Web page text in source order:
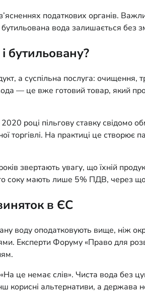
податкових органів.
вода залишається без
бутильовану?
а суспільна послуга: очищення,
— це вже готовий товар, який
році пільгову ставку
торгівлі. На практиці це
звертають увагу, що їхній
соку мають лише 5% ПДВ, через
в ЄС
оподатковують вище, ніж
Експерти Форуму «Право для
це немає слів». Чиста вода без
альтернативи, а держава